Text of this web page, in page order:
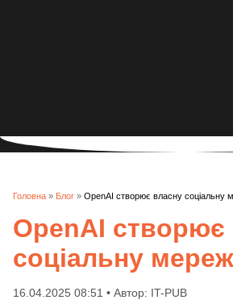
Головна » Блог » OpenAI створює власну соціальну
OpenAI створює
соціальну
16.04.2025 08:51 • Автор: IT-PUB